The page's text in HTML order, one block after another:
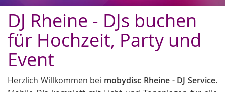
DJ Rheine - DJs buchen
für Hochzeit, Party und
Event
Herzlich Willkommen bei mobydisc Rheine - DJ Service.